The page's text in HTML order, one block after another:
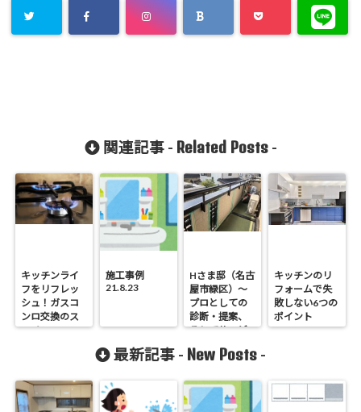
関連記事 - Related Posts-
キッチンライ
フをリフレッ
シュ！ガスコ
ンロ交換のス
スメ
施工事例
21.8.23
Hさま邸（名古
屋市緑区）～
プロとしての
診断・提案、
そしてサービ
キッチンのリ
フォームで失
敗しない6つの
ポイント
最新記事 - New Posts -